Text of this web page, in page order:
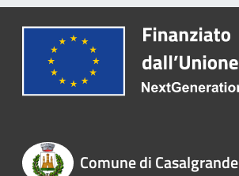
Comune di Casalgrande